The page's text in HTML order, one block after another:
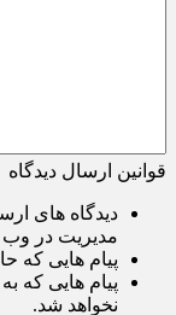
قوانین ارسال دیدگاه
دیدگاه های
مدیریت در
پیام هایی که
پیام هایی که
نخواهد شد.